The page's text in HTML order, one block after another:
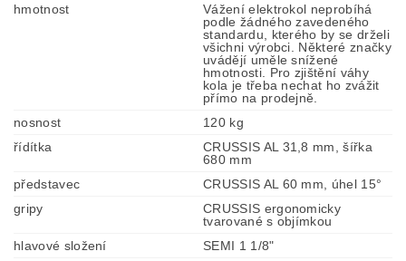
hmotnost
Vážení elektrokol neprobíhá
podle žádného zavedeného
standardu, kterého by se drželi
všichni výrobci. Některé značky
uvádějí uměle snížené
hmotnosti. Pro zjištění váhy
kola je třeba nechat ho zvážit
přímo na prodejně.
nosnost
120 kg
řídítka
CRUSSIS AL 31,8 mm, šířka
680 mm
představec
CRUSSIS AL 60 mm, úhel 15°
gripy
CRUSSIS ergonomicky
tvarované s objímkou
hlavové složení
SEMI 1 1/8"